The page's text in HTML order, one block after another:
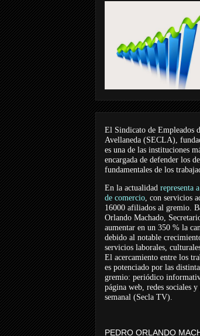
El Sindicato de Empleados
Avellaneda (SECLA),
es una de las instituciones
encargada de defender los
fundamentales de los
En la actualidad representa
de comercio, con servicios
16000 afiliados al gremio.
Orlando Machado,
aumentar en un 350 % la
debido al notable
servicios laborales,
El acercamiento entre los
es potenciado por las
gremio: periódico
página web, redes sociales
semanal (Secla TV).
PEDRO ORLANDO